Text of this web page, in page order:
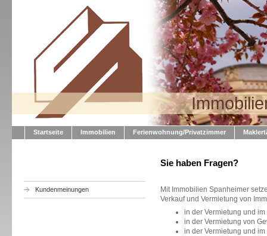
Startseite Immobilien Ferienwohnung/Privatzimmer
Kundenmeinungen
Sie haben Fragen?
Mit Immobilien Spanheimer
Verkauf und Vermietung von
in der Vermietung und
in der Vermietung von
in der Vermietung und